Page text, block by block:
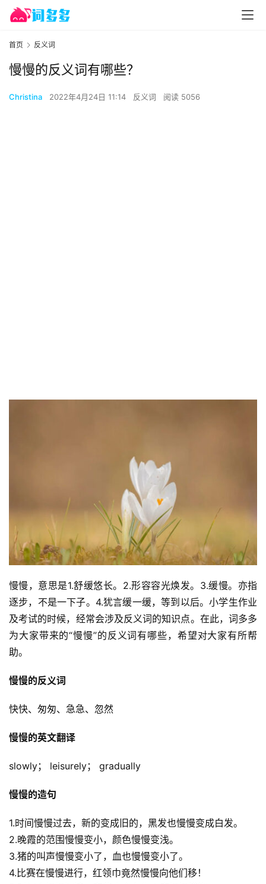
首页 反义词
慢慢的反义词有哪些？
Christina 2022年4月24日 11:14 反义词 阅读 5056
慢慢，意思是1.舒缓悠长。2.形容容光焕发。3.缓慢。亦指
逐步，不是一下子。4.犹言缓一缓，等到以后。小学生作业
及考试的时候，经常会涉及反义词的知识点。在此，词多多
为大家带来的“慢慢”的反义词有哪些，希望对大家有所帮
助。
慢慢的反义词
快快、匆匆、急急、忽然
慢慢的英文翻译
slowly； leisurely； gradually
慢慢的造句
1.时间慢慢过去，新的变成旧的，黑发也慢慢变成白发。
2.晚霞的范围慢慢变小，颜色慢慢变浅。
3.猪的叫声慢慢变小了，血也慢慢变小了。
4.比赛在慢慢进行，红领巾竟然慢慢向他们移！